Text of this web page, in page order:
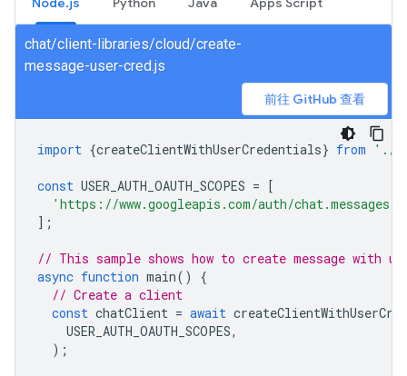
chat/client-libraries/cloud/create-
message-user-cred.js
前往 GitHub 查看
import {createClientWithUserCredentials} from './
const USER_AUTH_OAUTH_SCOPES =
[
'https://www.googleapis.com/auth/
];
// This sample shows how to create message with
async function main()
{
// Create a client
const chatClient = await
USER_AUTH_OAUTH_SCOPES,
);